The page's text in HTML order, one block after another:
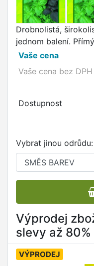
Drobnolistá,
jednom balení.
Vaše cena
Vaše cena bez DPH
Dostupnost
Vybrat jinou odrůdu:
Výprodej
slevy až 80%
VÝPRODEJ